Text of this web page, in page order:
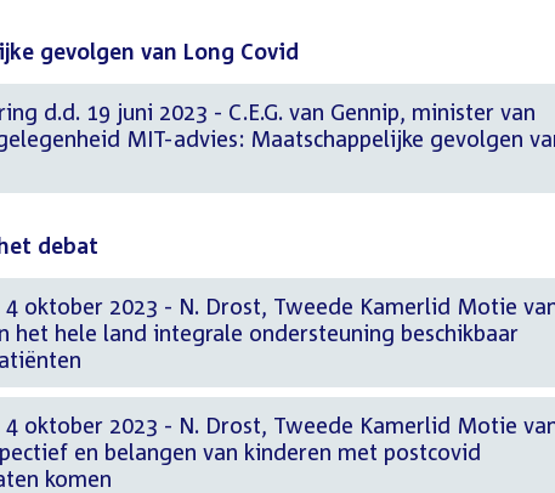
gevolgen van Long Covid
d.d. 19 juni 2023 - C.E.G. van Gennip, minister van
MIT-advies: Maatschappelijke gevolgen
debat
oktober 2023 - N. Drost, Tweede Kamerlid Motie
het hele land integrale ondersteuning beschikbaar
oktober 2023 - N. Drost, Tweede Kamerlid Motie
en belangen van kinderen met postcovid
komen